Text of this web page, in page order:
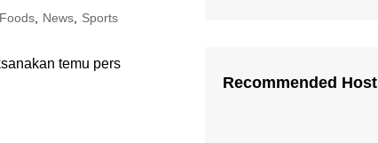
Foods, News, Sports
Recommended Host